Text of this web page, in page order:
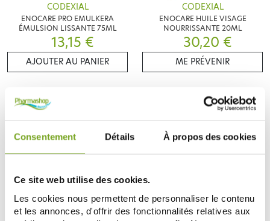
Consentement Détails À propos des cookies
Ce site web utilise des cookies.
Les cookies nous permettent de personnaliser le contenu
et les annonces, d'offrir des fonctionnalités relatives aux
CODEXIAL
ENOCARE PRO EMULKERA
ÉMULSION LISSANTE 75ML
13,15 €
AJOUTER AU PANIER
CODEXIAL
ENOCARE HUILE VISAGE
NOURRISSANTE 20ML
30,20 €
ME PRÉVENIR